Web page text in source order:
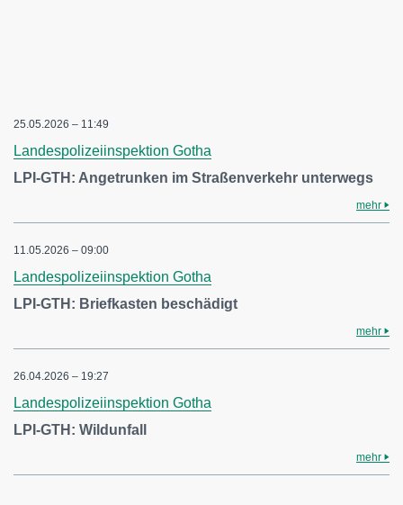
25.05.2026 – 11:49
Landespolizeiinspektion Gotha
LPI-GTH: Angetrunken im Straßenverkehr unterwegs
mehr
11.05.2026 – 09:00
Landespolizeiinspektion Gotha
LPI-GTH: Briefkasten beschädigt
mehr
26.04.2026 – 19:27
Landespolizeiinspektion Gotha
LPI-GTH: Wildunfall
mehr